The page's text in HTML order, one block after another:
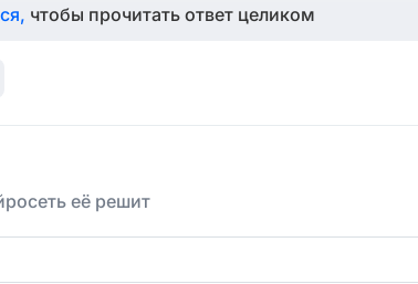
чтобы прочитать ответ целиком
её решит